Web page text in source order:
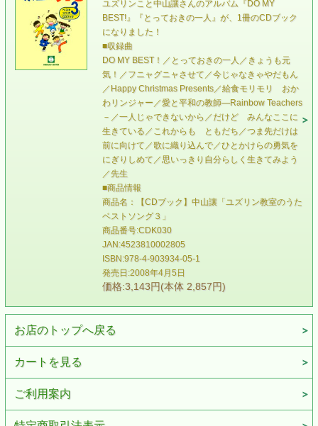
ユズリンこと中山讓さんのアルバム『DO MY
BEST!』『とっておきの一人』が、1冊のCDブック
になりました！
■収録曲
DO MY BEST！／とっておきの一人／きょうも元
気！／フニャグニャさせて／今じゃなきゃやだもん
／Happy Christmas Presents／給食モリモリ おか
わリンジャー／愛と平和の教師―Rainbow Teachers
－／一人じゃできないから／だけど みんなここに
生きている／これからも ともだち／つま先だけは
前に向けて／歌に織り込んで／ひとかけらの勇気を
にぎりしめて／思いっきり自分らしく生きてみよう
／先生
■商品情報
商品名：【CDブック】中山讓「ユズリン教室のうた
ベストソング３」
商品番号:CDK030
JAN:4523810002805
ISBN:978-4-903934-05-1
発売日:2008年4月5日
価格:3,143円(本体 2,857円)
お店のトップへ戻る
カートを見る
ご利用案内